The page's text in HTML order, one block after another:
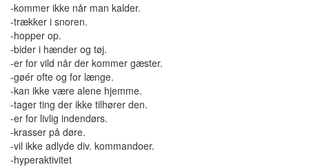
-kommer ikke når man kalder.
-trækker i snoren.
-hopper op.
-bider i hænder og tøj.
-er for vild når der kommer gæster.
-gøér ofte og for længe.
-kan ikke være alene hjemme.
-tager ting der ikke tilhører den.
-er for livlig indendørs.
-krasser på døre.
-vil ikke adlyde div. kommandoer.
-hyperaktivitet